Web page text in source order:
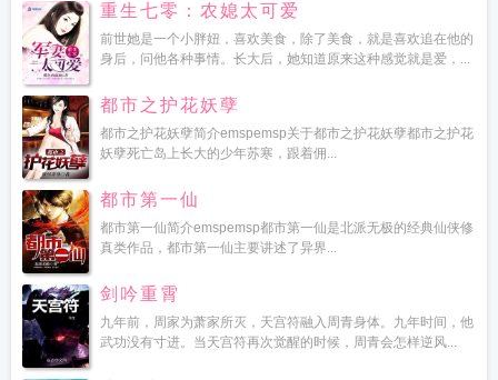
重生七零：农媳太可爱
前世她是一个小胖妞，喜欢美食，除了美食，就是喜欢追在他的
身后，问他各种事情。长大后，她知道原来这种感觉就是爱，...
都市之护花妖孽
都市之护花妖孽简介emspemsp关于都市之护花妖孽都市之护花
妖孽死亡岛上长大的少年苏寒，跟着佣...
都市第一仙
都市第一仙简介emspemsp都市第一仙是北派无极的经典仙侠修
真类作品，都市第一仙主要讲述了异界...
剑吟重霄
九年前，周家为萧家所灭，天宫符融入周青身体。九年时间，他
武功没有寸进。当天宫符再次觉醒的时候，周青会怎样逆风...